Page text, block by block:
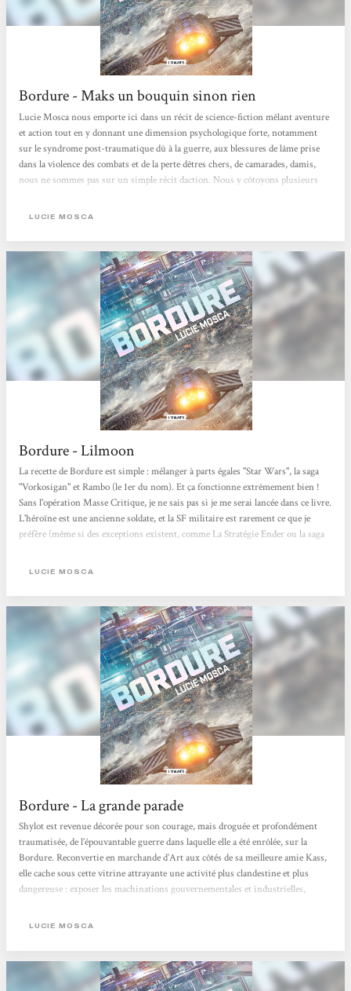
Bordure - Maks un bouquin sinon rien
Lucie Mosca nous emporte ici dans un récit de science-fiction mêlant aventure
et action tout en y donnant une dimension psychologique forte, notamment
sur le syndrome post-traumatique dû à la guerre, aux blessures de lâme prise
dans la violence des combats et de la perte dêtres chers, de camarades, damis,
nous ne sommes pas sur un simple récit daction. Nous y côtoyons plusieurs
effrayantes de prime abord, mais qui parfois se veulent être les personnages les
LUCIE MOSCA
Bordure - Lilmoon
La recette de Bordure est simple : mélanger à parts égales "Star Wars", la saga
"Vorkosigan" et Rambo (le 1er du nom). Et ça fonctionne extrêmement bien !
Sans l'opération Masse Critique, je ne sais pas si je me serai lancée dans ce livre.
L'héroïne est une ancienne soldate, et la SF militaire est rarement ce que je
préfère (même si des exceptions existent, comme La Stratégie Ender ou la saga
de me convaincre, c'est la citation de Dewdney. Ce n'est pas un de mes critères...
LUCIE MOSCA
Bordure - La grande parade
Shylot est revenue décorée pour son courage, mais droguée et profondément
traumatisée, de l’épouvantable guerre dans laquelle elle a été enrôlée, sur la
Bordure. Reconvertie en marchande d’Art aux côtés de sa meilleure amie Kass,
elle cache sous cette vitrine attrayante une activité plus clandestine et plus
dangereuse : exposer les machinations gouvernementales et industrielles,
et ses camarades d’armes, Ashange et Ove, s’apprêtent à récupérer une mine
LUCIE MOSCA